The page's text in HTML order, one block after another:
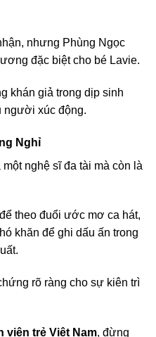
nhưng Phùng Ngọc
đặc biệt cho bé Lavie.
khán giả trong dịp sinh
người xúc động.
Nghỉ
nghệ sĩ đa tài mà còn là
theo đuổi ước mơ ca hát,
khăn để ghi dấu ấn trong
rõ ràng cho sự kiên trì
viên trẻ Việt Nam, đừng